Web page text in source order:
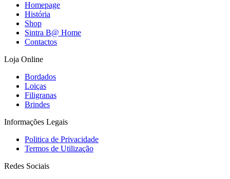
Homepage
História
Shop
Sintra B@ Home
Contactos
Loja Online
Bordados
Loiças
Filigranas
Brindes
Informações Legais
Politica de Privacidade
Termos de Utilização
Redes Sociais